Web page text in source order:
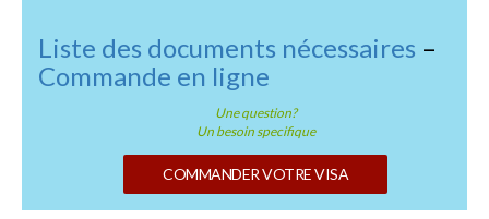
Liste des documents nécessaires –
Commande en ligne
Une question?
Un besoin specifique
COMMANDER VOTRE VISA